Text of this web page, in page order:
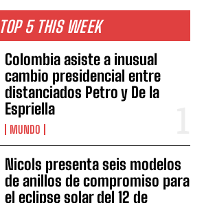
TOP 5 THIS WEEK
Colombia asiste a inusual
cambio presidencial entre
distanciados Petro y De la
Espriella
MUNDO
Nicols presenta seis modelos
de anillos de compromiso para
el eclipse solar del 12 de